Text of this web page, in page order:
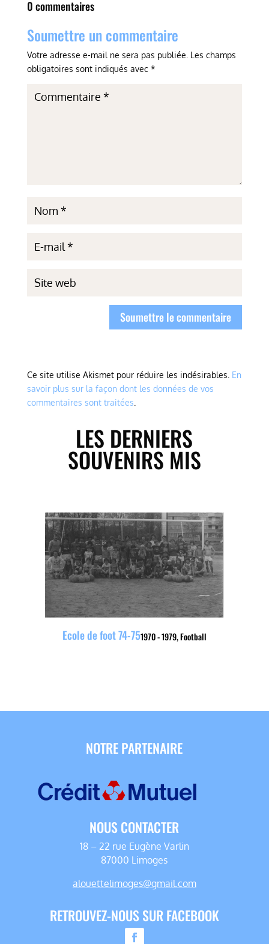
0 commentaires
Soumettre un commentaire
Votre adresse e-mail ne sera pas publiée. Les champs
obligatoires sont indiqués avec *
Soumettre le commentaire
Ce site utilise Akismet pour réduire les indésirables. En
savoir plus sur la façon dont les données de vos
commentaires sont traitées
LES DERNIERS
SOUVENIRS MIS
1970 - 1979,Football
Ecole de foot 74-75
NOTRE PARTENAIRE
NOUS CONTACTER
18 – 22 rue Eugène Varlin
87000 Limoges
alouettelimoges@gmail.com
RETROUVEZ-NOUS SUR FACEBOOK